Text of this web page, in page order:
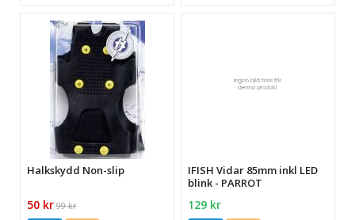
Halkskydd Non-slip
50 kr 99 kr
IFISH Vidar 85mm inkl LED
blink - PARROT
129 kr